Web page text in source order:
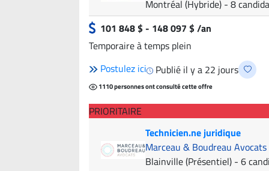
Montréal (Hybride) - 8
101 848 $ - 148 097 $ /an
Temporaire à temps plein
Postulez ici
Publié il y a 22 jours
1110 personnes ont consulté cette offre
PRIORITAIRE
Technicien.ne juridique
Marceau & Boudreau Avocats
Blainville (Présentiel) - 6